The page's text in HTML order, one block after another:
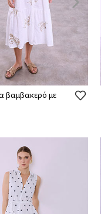
βαμβακερό με